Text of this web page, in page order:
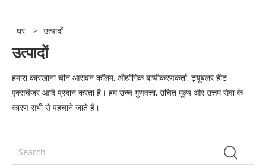
घर > उत्पादों
उत्पादों
हमारा कारखाना चीन आसवन कॉलम, औद्योगिक बाष्पीकरणकर्ता, ट्यूबलर हीट
एक्सचेंजर आदि प्रदान करता है। हम उच्च गुणवत्ता, उचित मूल्य और उत्तम सेवा के
कारण सभी से पहचाने जाते हैं।